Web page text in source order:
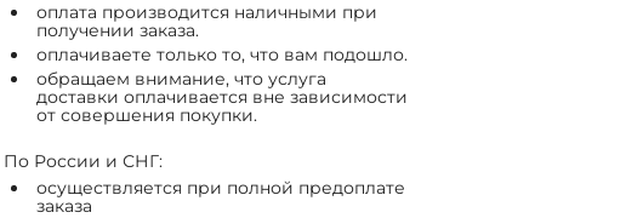
оплата производится наличными при
получении заказа.
оплачиваете только то, что вам подошло.
обращаем внимание, что услуга
доставки оплачивается вне зависимости
от совершения покупки.
По России и СНГ:
осуществляется при полной предоплате
заказа